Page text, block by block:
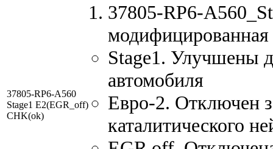
37805-RP6-A560
Stage1 E2(EGR_off)
CHK(ok)
37805-RP6-
Stage1. Улучшены
автомобиля
Евро-2. Отключен
каталитического